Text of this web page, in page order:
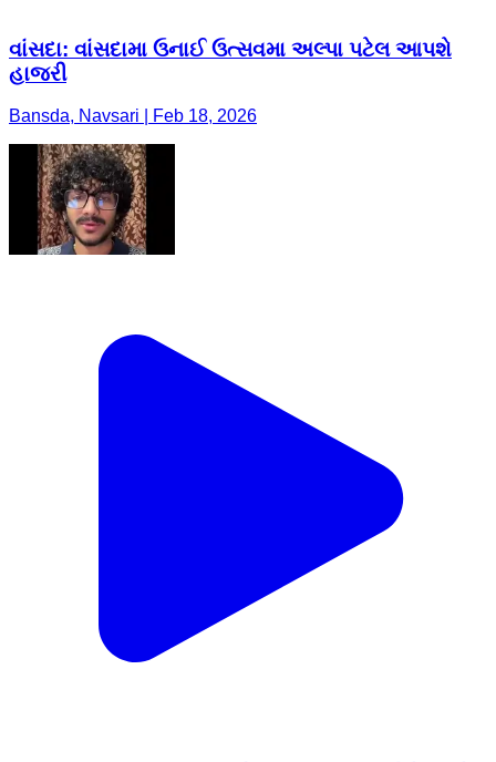
વાંસદા: વાંસદામા ઉનાઈ ઉત્સવમા અલ્પા પટેલ આપશે
હાજરી
Bansda, Navsari | Feb 18, 2026